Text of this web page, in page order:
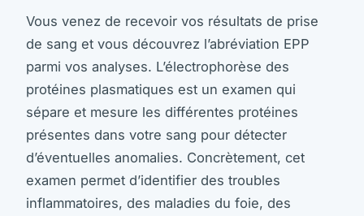
Vous venez de recevoir vos résultats de prise
de sang et vous découvrez l’abréviation EPP
parmi vos analyses. L’électrophorèse des
protéines plasmatiques est un examen qui
sépare et mesure les différentes protéines
présentes dans votre sang pour détecter
d’éventuelles anomalies. Concrètement, cet
examen permet d’identifier des troubles
inflammatoires, des maladies du foie, des